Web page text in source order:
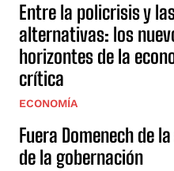
Entre la policrisis y
alternativas: los
horizontes de la
crítica
ECONOMÍA
Fuera Domenech de
de la gobernación